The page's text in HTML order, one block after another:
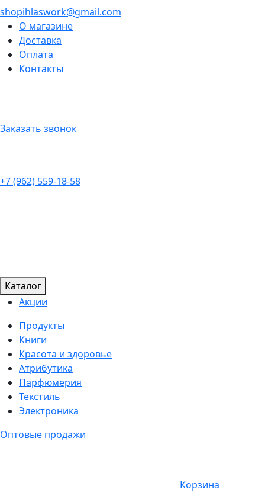
shopihlaswork@gmail.com
О магазине
Доставка
Оплата
Контакты
Заказать звонок
+7 (962) 559-18-58
Каталог
Акции
Продукты
Книги
Красота и здоровье
Атрибутика
Парфюмерия
Текстиль
Электроника
Оптовые продажи
Корзина